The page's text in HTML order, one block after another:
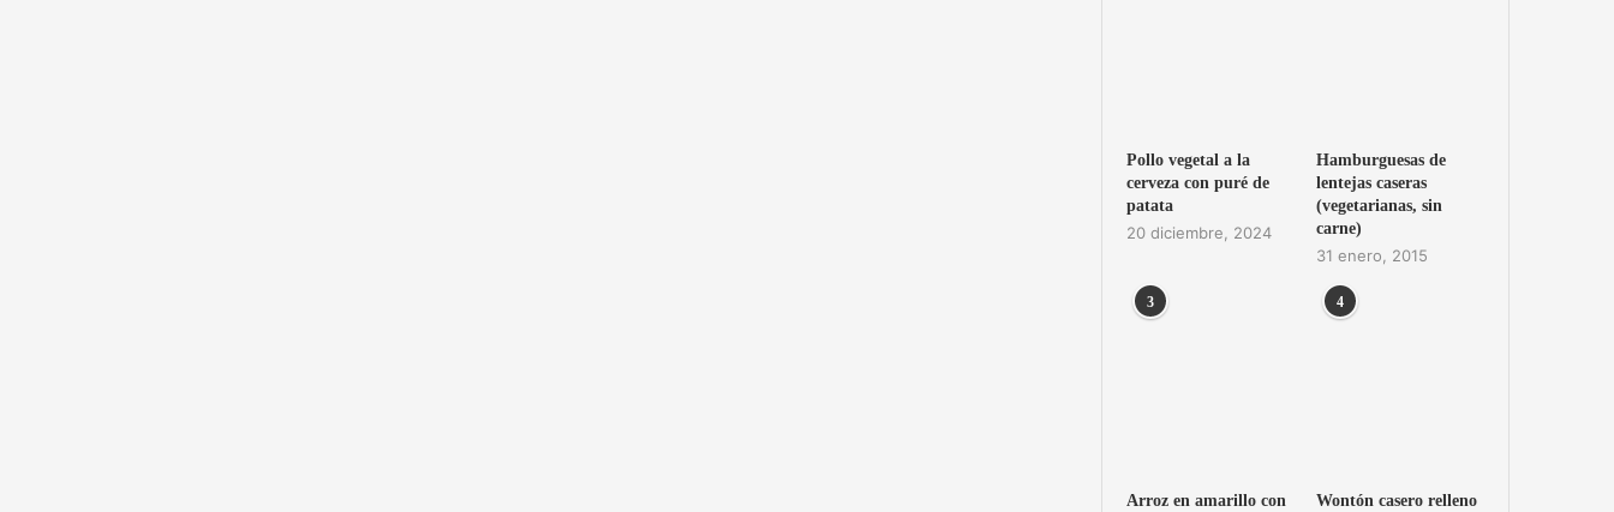
Pollo vegetal a la
cerveza con puré de
patata
20 diciembre, 2024
Hamburguesas de
lentejas caseras
(vegetarianas, sin
carne)
31 enero, 2015
3
Arroz en amarillo con
4
Wontón casero relleno